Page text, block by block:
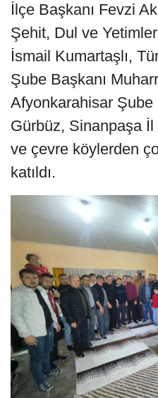
İlçe Başkanı Fevzi
Şehit, Dul ve
İsmail Kumartaşlı,
Şube Başkanı
Afyonkarahisar Şube
Gürbüz, Sinanpaşa
ve çevre köylerden
katıldı.